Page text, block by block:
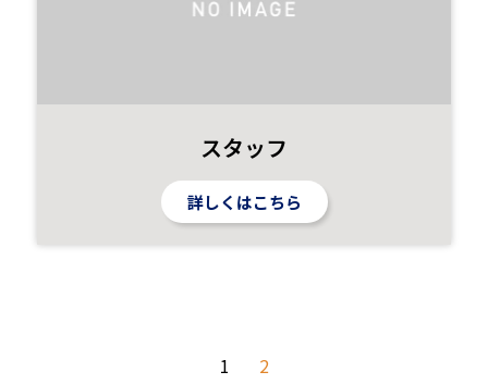
スタッフ
詳しくはこちら
1 2